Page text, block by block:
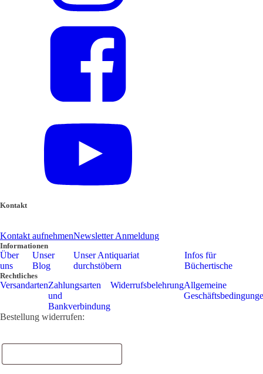
Kontakt
Kontakt aufnehmenNewsletter Anmeldung
Informationen
Über
uns
Unser
Blog
Unser Antiquariat
durchstöbern
Infos für
Büchertische
Rechtliches
VersandartenZahlungsarten
und
Bankverbindung
WiderrufsbelehrungAllgemeine
Bestellung widerrufen: